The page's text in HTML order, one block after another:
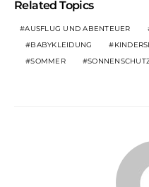
Related Topics
AUSFLUG UND ABENTEUER
BABYKLEIDUNG
SOMMER